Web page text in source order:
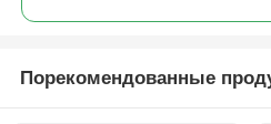
Порекомендованные